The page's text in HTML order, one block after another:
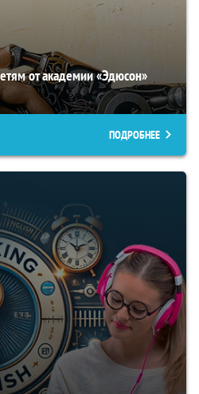
от академии «Эдюсон»
ПОДРОБНЕЕ